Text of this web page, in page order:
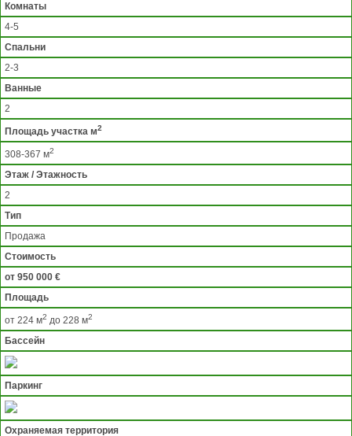
Комнаты
4-5
Спальни
2-3
Ванные
2
Площадь участка м2
308-367 м2
Этаж / Этажность
2
Тип
Продажа
Стоимость
от 950 000 €
Площадь
от 224 м2 до 228 м2
Бассейн
Паркинг
Охраняемая территория